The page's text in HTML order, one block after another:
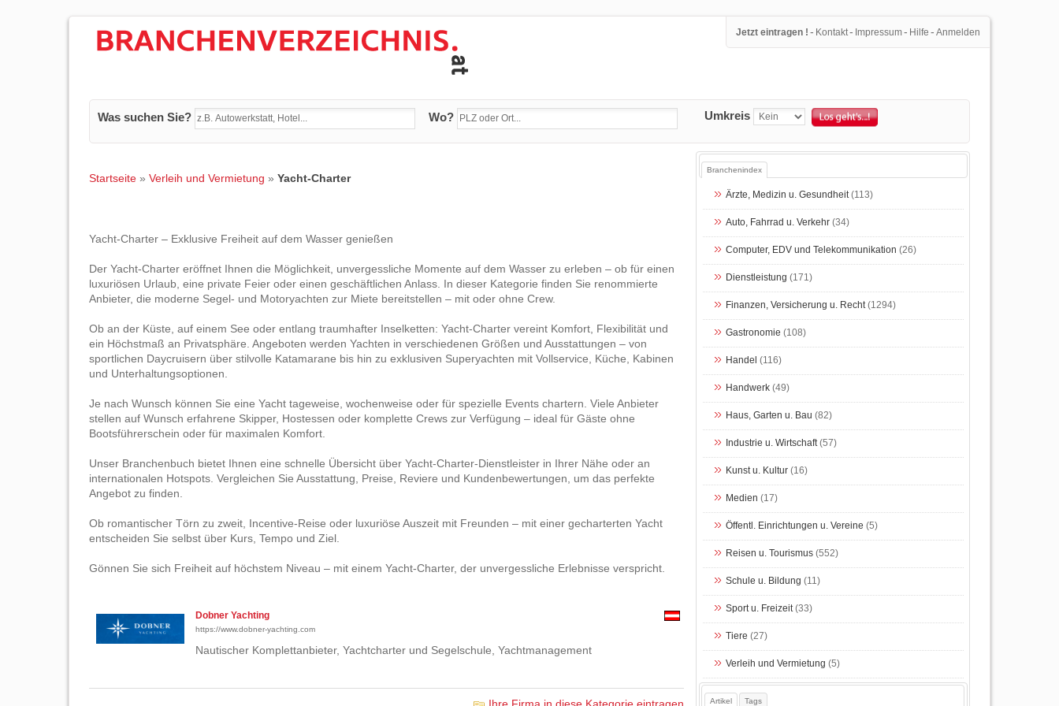
Jetzt eintragen ! - Kontakt- Impressum- Hilfe - Anmelden
Was suchen Sie? Wo? Umkreis
Startseite » Verleih und Vermietung » Yacht-Charter
Yacht-Charter – Exklusive Freiheit auf dem Wasser genießen
Der Yacht-Charter eröffnet Ihnen die Möglichkeit, unvergessliche Momente auf dem Wasser zu erleben – ob für einen
luxuriösen Urlaub, eine private Feier oder einen geschäftlichen Anlass. In dieser Kategorie finden Sie renommierte
Anbieter, die moderne Segel- und Motoryachten zur Miete bereitstellen – mit oder ohne Crew.
Ob an der Küste, auf einem See oder entlang traumhafter Inselketten: Yacht-Charter vereint Komfort, Flexibilität und
ein Höchstmaß an Privatsphäre. Angeboten werden Yachten in verschiedenen Größen und Ausstattungen – von
sportlichen Daycruisern über stilvolle Katamarane bis hin zu exklusiven Superyachten mit Vollservice, Küche, Kabinen
und Unterhaltungsoptionen.
Je nach Wunsch können Sie eine Yacht tageweise, wochenweise oder für spezielle Events chartern. Viele Anbieter
stellen auf Wunsch erfahrene Skipper, Hostessen oder komplette Crews zur Verfügung – ideal für Gäste ohne
Bootsführerschein oder für maximalen Komfort.
Unser Branchenbuch bietet Ihnen eine schnelle Übersicht über Yacht-Charter-Dienstleister in Ihrer Nähe oder an
internationalen Hotspots. Vergleichen Sie Ausstattung, Preise, Reviere und Kundenbewertungen, um das perfekte
Angebot zu finden.
Ob romantischer Törn zu zweit, Incentive-Reise oder luxuriöse Auszeit mit Freunden – mit einer gecharterten Yacht
entscheiden Sie selbst über Kurs, Tempo und Ziel.
Gönnen Sie sich Freiheit auf höchstem Niveau – mit einem Yacht-Charter, der unvergessliche Erlebnisse verspricht.
Dobner Yachting
https://www.dobner-yachting.com
Nautischer Komplettanbieter, Yachtcharter und Segelschule, Yachtmanagement
Branchenindex
Ärzte, Medizin u. Gesundheit(113)
Auto, Fahrrad u. Verkehr(34)
Computer, EDV und Telekommunikation (26)
Dienstleistung (171)
Finanzen, Versicherung u. Recht(1294)
Gastronomie (108)
Handel (116)
Handwerk(49)
Haus, Garten u. Bau (82)
Industrie u. Wirtschaft(57)
Kunst u. Kultur(16)
Medien (17)
Öffentl. Einrichtungen u. Vereine (5)
Reisen u. Tourismus(552)
Schule u. Bildung (11)
Sport u. Freizeit(33)
Tiere (27)
Verleih und Vermietung (5)
Artikel Tags